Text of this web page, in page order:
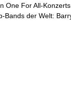
One For All-
Bands der Welt: